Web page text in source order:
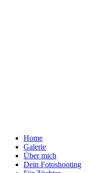
Home
Galerie
Über mich
Dein Fotoshooting